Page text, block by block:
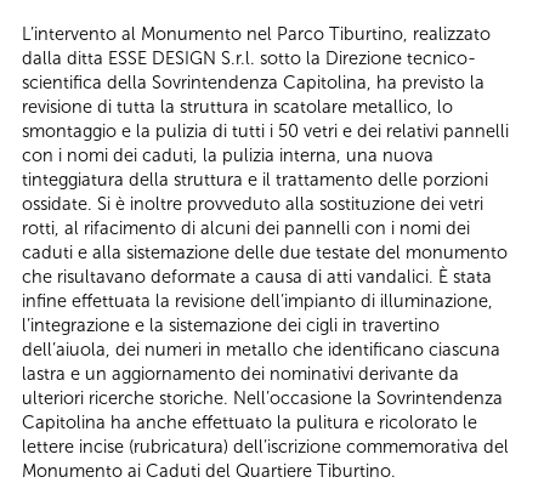
L’intervento al Monumento nel Parco Tiburtino, realizzato
dalla ditta ESSE DESIGN S.r.l. sotto la Direzione tecnico-
scientifica della Sovrintendenza Capitolina, ha previsto la
revisione di tutta la struttura in scatolare metallico, lo
smontaggio e la pulizia di tutti i 50 vetri e dei relativi pannelli
con i nomi dei caduti, la pulizia interna, una nuova
tinteggiatura della struttura e il trattamento delle porzioni
ossidate. Si è inoltre provveduto alla sostituzione dei vetri
rotti, al rifacimento di alcuni dei pannelli con i nomi dei
caduti e alla sistemazione delle due testate del monumento
che risultavano deformate a causa di atti vandalici. È stata
infine effettuata la revisione dell’impianto di illuminazione,
l’integrazione e la sistemazione dei cigli in travertino
dell’aiuola, dei numeri in metallo che identificano ciascuna
lastra e un aggiornamento dei nominativi derivante da
ulteriori ricerche storiche. Nell’occasione la Sovrintendenza
Capitolina ha anche effettuato la pulitura e ricolorato le
lettere incise (rubricatura) dell’iscrizione commemorativa del
Monumento ai Caduti del Quartiere Tiburtino.